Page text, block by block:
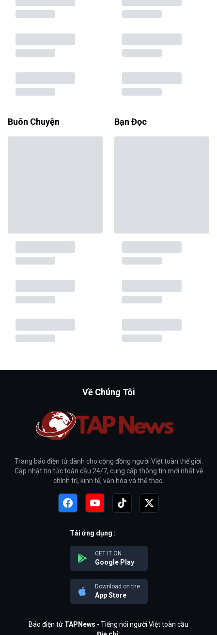
Buôn Chuyện Bạn Đọc
Về Chúng Tôi
Trang báo điện tử dành cho cộng đồng người Việt toàn thế giới.
Cập nhật tin tức toàn cầu 24/7, cung cấp thông tin mới nhất về
chính trị, kinh tế, văn hóa và thể thao.
Tải ứng dụng :
GET IT ON
Google Play
Download on the
App Store
Báo điện tử TAPNews - Tiếng nói người Việt toàn cầu